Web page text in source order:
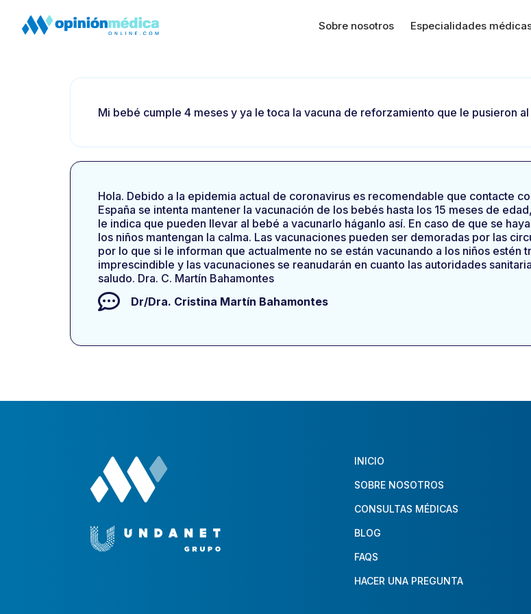
Sobre nosotros Especialidades
Mi bebé cumple 4 meses y ya le toca la vacuna de reforzamiento que le pusieron
Hola. Debido a la epidemia actual de coronavirus es recomendable que contacte
España se intenta mantener la vacunación de los bebés hasta los 15 meses de
le indica que pueden llevar al bebé a vacunarlo háganlo así. En caso de que se
los niños mantengan la calma. Las vacunaciones pueden ser demoradas por las
por lo que si le informan que actualmente no se están vacunando a los niños estén
imprescindible y las vacunaciones se reanudarán en cuanto las autoridades
saludo. Dra. C. Martín Bahamontes
Dr/Dra. Cristina Martín Bahamontes
INICIO
SOBRE NOSOTROS
CONSULTAS MÉDICAS
BLOG
FAQS
HACER UNA PREGUNTA